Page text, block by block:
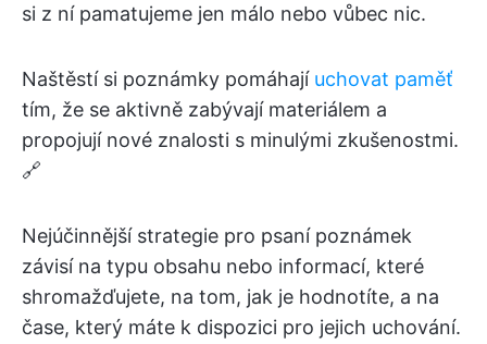
si z ní pamatujeme jen málo nebo vůbec nic.
Naštěstí si poznámky pomáhají uchovat paměť
tím, že se aktivně zabývají materiálem a
propojují nové znalosti s minulými zkušenostmi.
🔗
Nejúčinnější strategie pro psaní poznámek
závisí na typu obsahu nebo informací, které
shromažďujete, na tom, jak je hodnotíte, a na
čase, který máte k dispozici pro jejich uchování.